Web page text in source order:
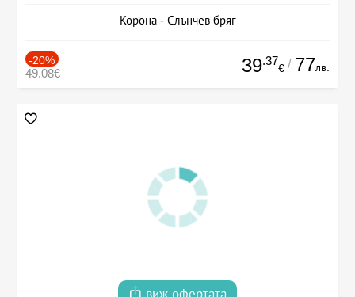
Корона - Слънчев бряг
-20%
49.08€ 39.37
€ / 77лв.
виж офертата